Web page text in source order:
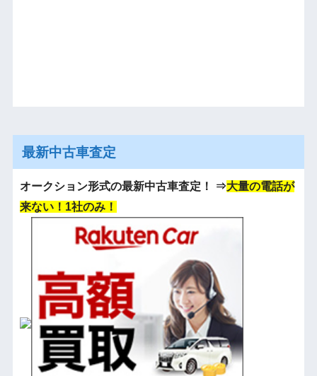
最新中古車査定
オークション形式の最新中古車査定！ ⇒大量の電話が
来ない！1社のみ！